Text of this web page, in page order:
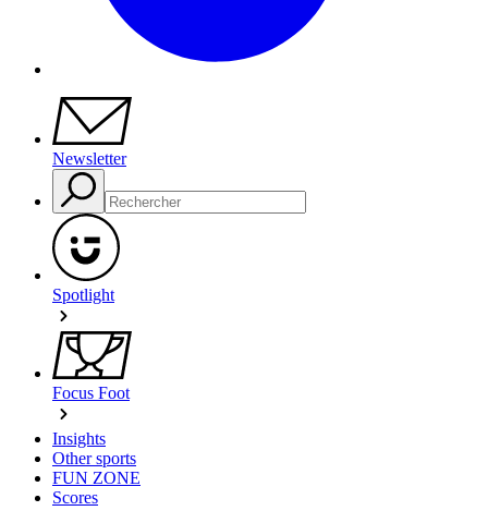
Newsletter
Spotlight
Focus Foot
Insights
Other sports
FUN ZONE
Scores